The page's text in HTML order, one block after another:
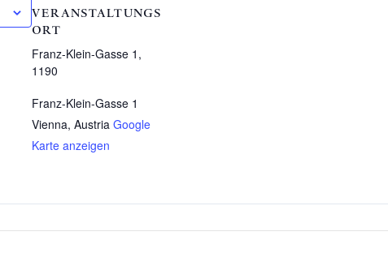
VERANSTALTUNGS
ORT
Franz-Klein-Gasse 1,
1190
Franz-Klein-Gasse 1
Vienna, Austria Google
Karte anzeigen